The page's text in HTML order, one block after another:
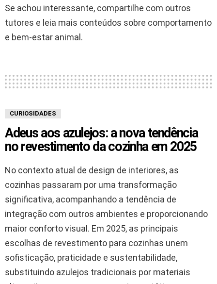
Se achou interessante, compartilhe com outros
tutores e leia mais conteúdos sobre comportamento
e bem-estar animal.
CURIOSIDADES
Adeus aos azulejos: a nova tendência
no revestimento da cozinha em 2025
No contexto atual de design de interiores, as
cozinhas passaram por uma transformação
significativa, acompanhando a tendência de
integração com outros ambientes e proporcionando
maior conforto visual. Em 2025, as principais
escolhas de revestimento para cozinhas unem
sofisticação, praticidade e sustentabilidade,
substituindo azulejos tradicionais por materiais